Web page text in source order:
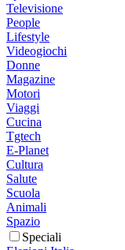
Televisione
People
Lifestyle
Videogiochi
Donne
Magazine
Motori
Viaggi
Cucina
Tgtech
E-Planet
Cultura
Salute
Scuola
Animali
Spazio
Speciali